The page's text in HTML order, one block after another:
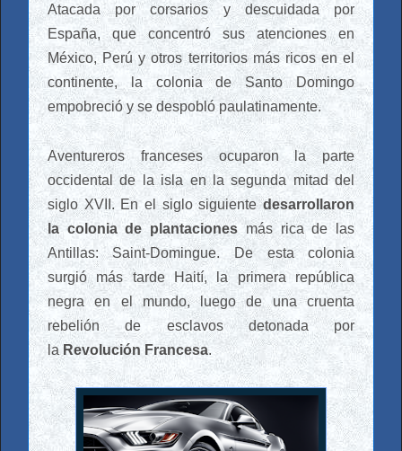
Atacada por corsarios y descuidada por
España, que concentró sus atenciones en
México, Perú y otros territorios más ricos en el
continente, la colonia de Santo Domingo
empobreció y se despobló paulatinamente.
Aventureros franceses ocuparon la parte
occidental de la isla en la segunda mitad del
siglo XVII. En el siglo siguientedesarrollaron
la colonia de plantaciones más rica de las
Antillas: Saint-Domingue. De esta colonia
surgió más tarde Haití, la primera república
negra en el mundo, luego de una cruenta
rebelión de esclavos detonada por
la Revolución Francesa.